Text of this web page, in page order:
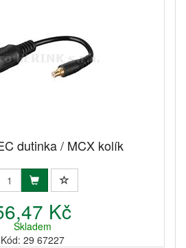
dutinka / MCX kolík
Kč
Skladem
Kód: 29 67227